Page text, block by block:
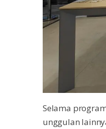
Selama
unggulan